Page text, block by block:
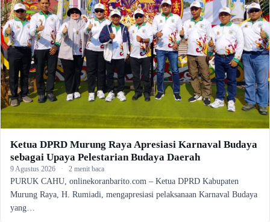
Ketua DPRD Murung Raya Apresiasi Karnaval Budaya
sebagai Upaya Pelestarian Budaya Daerah
9 Agustus 2026 · 2 menit baca
PURUK CAHU, onlinekoranbarito.com – Ketua DPRD Kabupaten
Murung Raya, H. Rumiadi, mengapresiasi pelaksanaan Karnaval Budaya
yang…